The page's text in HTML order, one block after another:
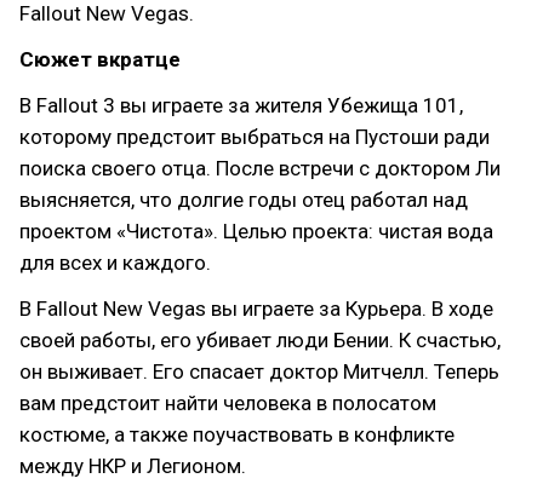
Fallout New Vegas.
Сюжет вкратце
В Fallout 3 вы играете за жителя Убежища 101,
которому предстоит выбраться на Пустоши ради
поиска своего отца. После встречи с доктором Ли
выясняется, что долгие годы отец работал над
проектом «Чистота». Целью проекта: чистая вода
для всех и каждого.
В Fallout New Vegas вы играете за Курьера. В ходе
своей работы, его убивает люди Бении. К счастью,
он выживает. Его спасает доктор Митчелл. Теперь
вам предстоит найти человека в полосатом
костюме, а также поучаствовать в конфликте
между НКР и Легионом.